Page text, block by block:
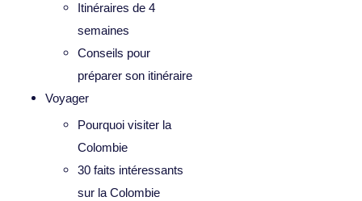
Itinéraires de 4
semaines
Conseils pour
préparer son itinéraire
Voyager
Pourquoi visiter la
Colombie
30 faits intéressants
sur la Colombie